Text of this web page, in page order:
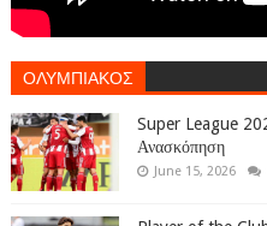
ΟΛΥΜΠΙΑΚΟΣ
Super League
Ανασκόπηση
June 15, 2026